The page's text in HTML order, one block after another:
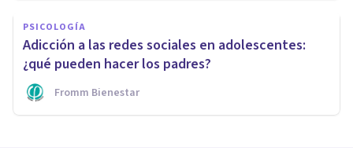
PSICOLOGÍA
Adicción a las redes sociales en adolescentes:
¿qué pueden hacer los padres?
Fromm Bienestar